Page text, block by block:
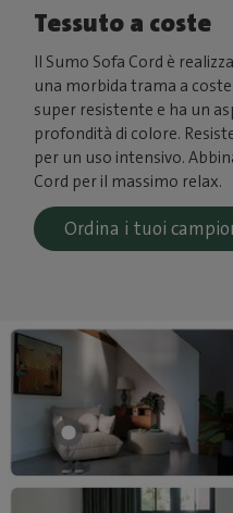
Tessuto a coste
Il Sumo Sofa Cord è
una morbida trama a
super resistente e ha un
profondità di colore.
per un uso intensivo.
Cord per il massimo relax.
Ordina i tuoi